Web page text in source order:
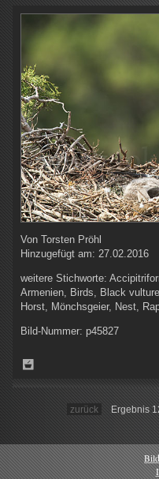
Von Torsten Pröhl
Hinzugefügt am: 27.02.2016
weitere Stichworte:
Armenien, Birds, Black
Horst, Mönchsgeier, Nest,
Bild-Nummer: p45827
zurück Ergebnis